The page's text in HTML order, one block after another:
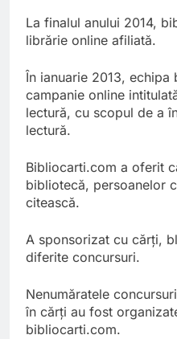
La finalul anului 2014,
librărie online afiliată.
În ianuarie 2013,
campanie online
lectură, cu scopul de a
lectură.
Bibliocarti.com a oferit
bibliotecă, persoanelor
citească.
A sponsorizat cu cărți,
diferite concursuri.
Nenumăratele
în cărți au fost
bibliocarti.com.